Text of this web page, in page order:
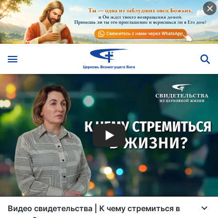
Видео свидетельства | К чему стремиться в